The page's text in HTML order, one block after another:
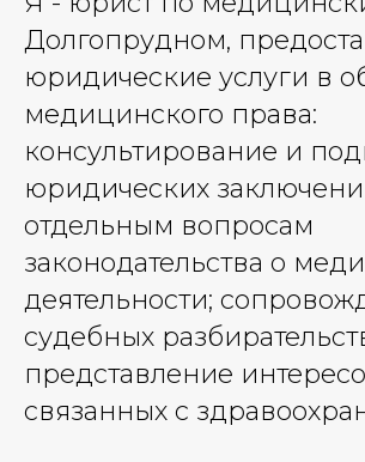
Долгопрудном,
юридические услуги в
медицинского права:
консультирование и
юридических
отдельным вопросам
законодательства о
деятельности;
судебных
представление
связанных с